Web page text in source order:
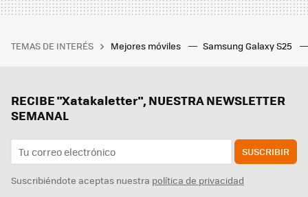
TEMAS DE INTERÉS Mejores móviles Samsung Galaxy S25
RECIBE "Xatakaletter", NUESTRA NEWSLETTER
SEMANAL
SUSCRIBIR
Suscribiéndote aceptas nuestra política de privacidad